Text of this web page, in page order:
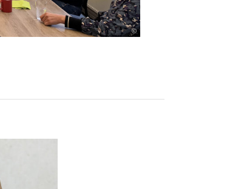
©
©
©
©
©
©